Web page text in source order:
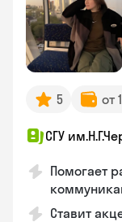
5 от
СГУ
Помогает
Ставит